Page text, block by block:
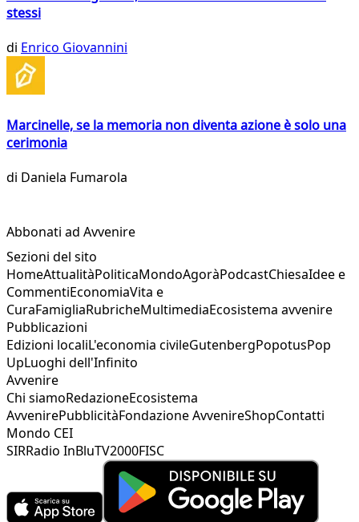
stessi
di Enrico Giovannini
Marcinelle, se la memoria non diventa azione è solo una
cerimonia
di Daniela Fumarola
Abbonati ad Avvenire
Sezioni del sito
HomeAttualitàPoliticaMondoAgoràPodcastChiesaIdee e
CommentiEconomiaVita e
CuraFamigliaRubricheMultimediaEcosistema avvenire
Pubblicazioni
Edizioni localiL'economia civileGutenbergPopotusPop
UpLuoghi dell'Infinito
Avvenire
Chi siamoRedazioneEcosistema
AvvenirePubblicitàFondazione AvvenireShopContatti
Mondo CEI
SIRRadio InBluTV2000FISC